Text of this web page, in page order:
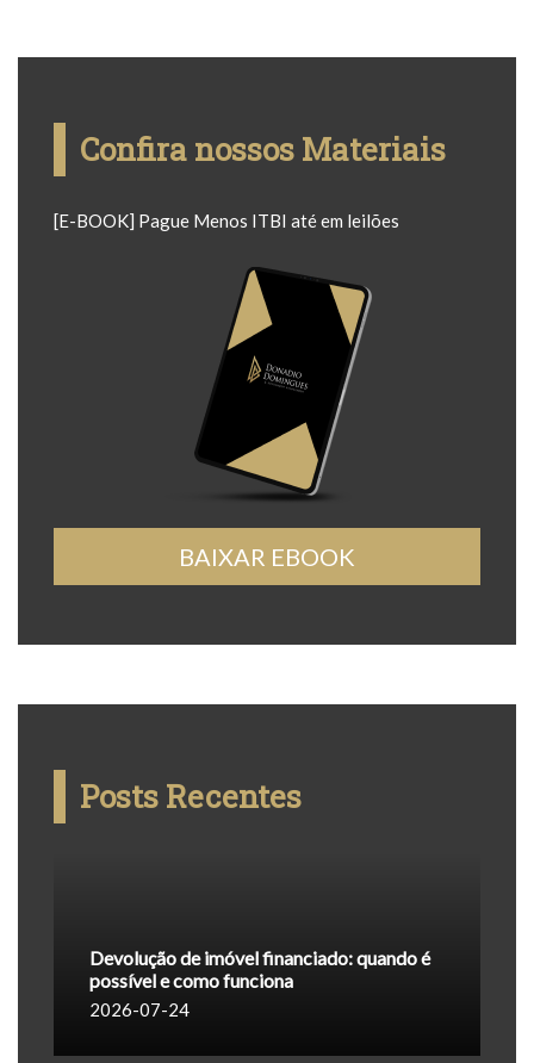
Confira nossos Materiais
[E-BOOK] Pague Menos ITBI até em leilões
BAIXAR EBOOK
Posts Recentes
Devolução de imóvel financiado: quando é
possível e como funciona
2026-07-24